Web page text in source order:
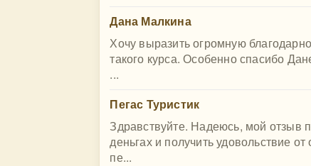
Дана Малкина
Хочу выразить огромную
такого курса. Особенно спасибо
...
Пегас Туристик
Здравствуйте. Надеюсь, мой отзыв
деньгах и получить удовольствие
пе...